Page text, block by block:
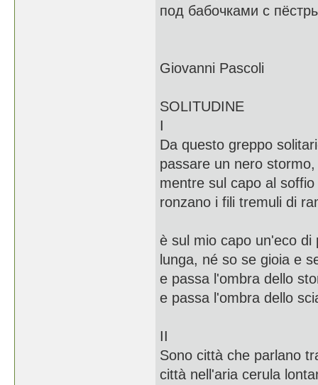
под бабочками с
Giovanni Pascoli
SOLITUDINE
I
Da questo greppo
passare un nero
mentre sul capo al
ronzano i fili tremuli di
è sul mio capo un'eco di
lunga, né so se gioia e
e passa l'ombra dello
e passa l'ombra dello
II
Sono città che parlano
città nell'aria cerula